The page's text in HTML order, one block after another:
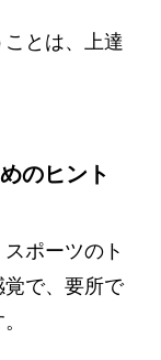
とは、上達
のヒント
ポーツのト
で、要所で